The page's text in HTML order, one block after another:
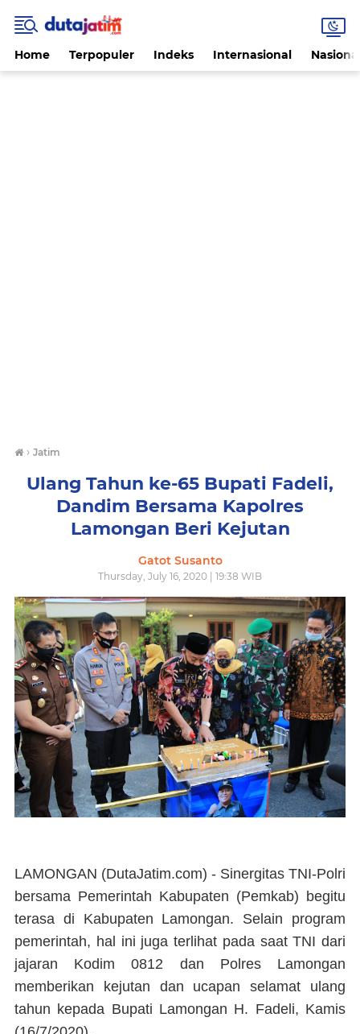
Home Terpopuler Indeks Internasional
› Jatim
Ulang Tahun ke-65 Bupati Fadeli,
Dandim Bersama Kapolres
Lamongan Beri Kejutan
Gatot Susanto
Thursday, July 16, 2020 | 19:38 WIB
LAMONGAN (DutaJatim.com) - Sinergitas TNI-Polri
bersama Pemerintah Kabupaten (Pemkab) begitu
terasa di Kabupaten Lamongan. Selain program
pemerintah, hal ini juga terlihat pada saat TNI dari
jajaran Kodim 0812 dan Polres Lamongan
memberikan kejutan dan ucapan selamat ulang
tahun kepada Bupati Lamongan H. Fadeli, Kamis